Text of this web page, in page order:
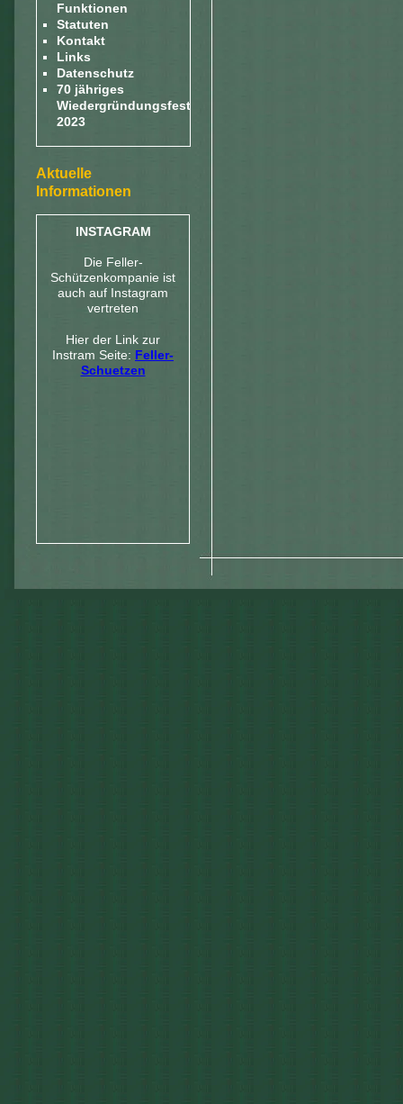
Funktionen
Statuten
Kontakt
Links
Datenschutz
70 jähriges
Wiedergründungsfest
2023
Aktuelle
Informationen
INSTAGRAM
Die Feller-
Schützenkompanie ist
auch auf Instagram
vertreten
Hier der Link zur
Instram Seite: Feller-
Schuetzen